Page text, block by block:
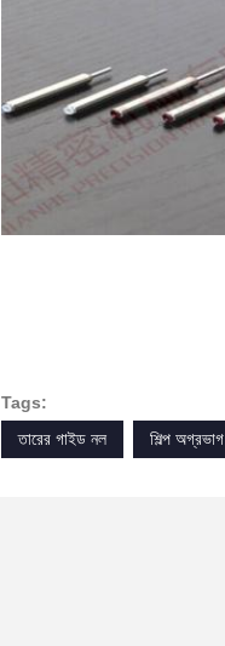
Tags:
তারের গাইড নল
শিল্প অগ্রভাগ